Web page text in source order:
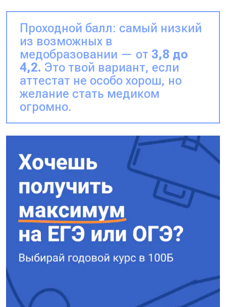
Проходной балл: самый низкий
из возможных в
медобразовании — от 3,8 до
4,2. Это твой вариант, если
аттестат не особо хорош, но
желание стать медиком
огромно.